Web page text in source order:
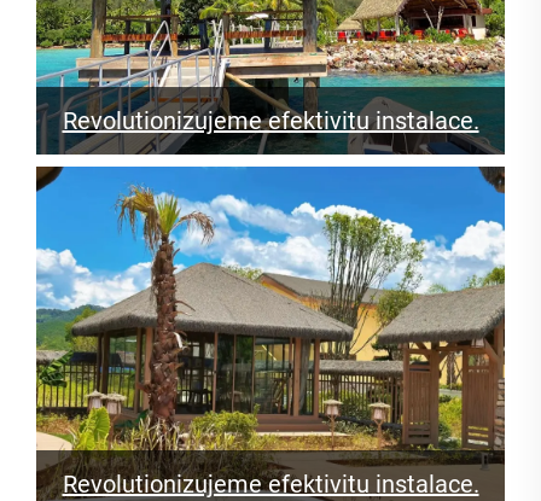
Revolutionizujeme efektivitu instalace.
Revolutionizujeme efektivitu instalace.